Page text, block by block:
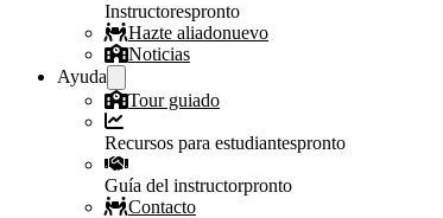
Instructorespronto
Hazte aliadonuevo
Noticias
Ayuda
Tour guiado
Recursos para estudiantespronto
Guía del instructorpronto
Contacto